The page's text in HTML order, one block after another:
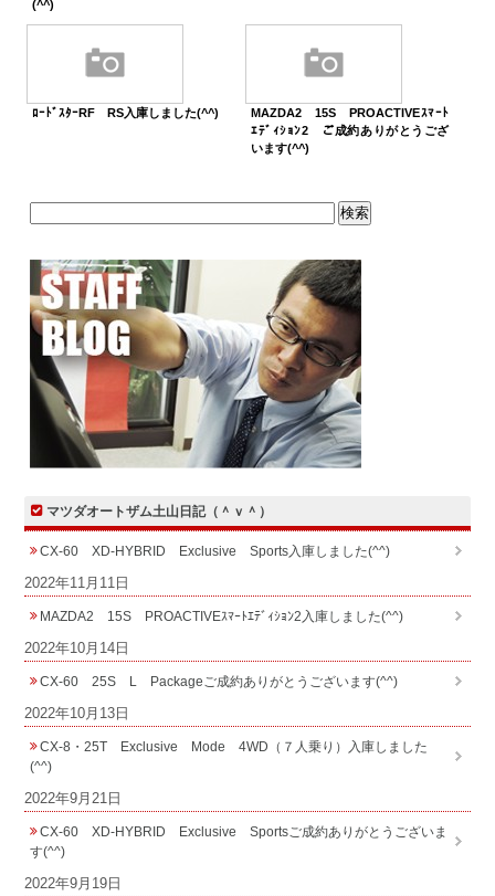
(^^)
ﾛｰﾄﾞｽﾀｰRF RS入庫しました(^^)
MAZDA2 15S PROACTIVEｽﾏｰﾄ
ｴﾃﾞｨｼｮﾝ2 ご成約ありがとうござ
います(^^)
マツダオートザム土山日記（＾ｖ＾）
CX-60 XD-HYBRID Exclusive Sports入庫しました(^^)
2022年11月11日
MAZDA2 15S PROACTIVEｽﾏｰﾄｴﾃﾞｨｼｮﾝ2入庫しました(^^)
2022年10月14日
CX-60 25S L Packageご成約ありがとうございます(^^)
2022年10月13日
CX-8・25T Exclusive Mode 4WD（７人乗り）入庫しました
(^^)
2022年9月21日
CX-60 XD-HYBRID Exclusive Sportsご成約ありがとうございま
す(^^)
2022年9月19日